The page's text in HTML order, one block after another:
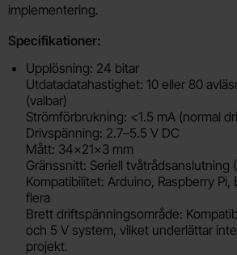
implementering.
Specifikationer:
Upplösning: 24 bitar
Utdatadatahastighet: 10 eller 80
(valbar)
Strömförbrukning: <1.5 mA (normal
Drivspänning: 2.7–5.5 V DC
Mått: 34x21x3 mm
Gränssnitt: Seriell tvåtrådsanslutning
Kompatibilitet: Arduino, Raspberry Pi,
flera
Brett driftspänningsområde:
och 5 V system, vilket underlättar
projekt.